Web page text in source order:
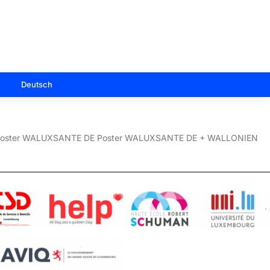
Deutsch
WALUXSANTE DE Poster WALUXSANTE DE + WALLONIEN